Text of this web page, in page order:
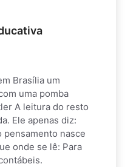
Brasília um
uma pomba
A leitura do resto
Ele apenas diz:
pensamento nasce
onde se lê: Para